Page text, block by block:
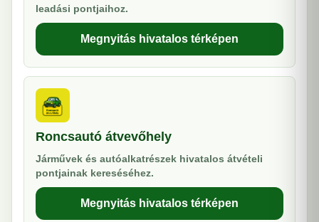
leadási pontjaihoz.
Megnyitás hivatalos térképen
Roncsautó átvevőhely
Járművek és autóalkatrészek hivatalos átvételi
pontjainak kereséséhez.
Megnyitás hivatalos térképen